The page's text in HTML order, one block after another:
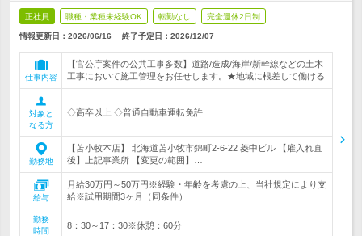
正社員 職種・業種未経験OK 転勤なし 完全週休2日制
情報更新日：2026/06/16 終了予定日： 2026/12/07
仕事内容
【官公庁案件の公共工事多数】道路/造成/海岸/新幹線などの土木
工事において施工管理をお任せします。★地域に根差して働ける
対象と
なる方
◇高卒以上 ◇普通自動車運転免許
勤務地
【苫小牧本店】 北海道苫小牧市錦町2-6-22 菱中ビル 【雇入れ直
後】上記事業所 【変更の範囲】…
給与
月給30万円～50万円※経験・年齢を考慮の上、当社規定により支
給※試用期間3ヶ月（同条件）
勤務
時間
8：30～17：30※休憩：60分